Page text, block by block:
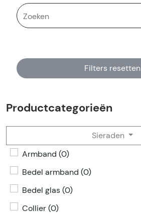
Filters resetten
Productcategorieën
Sieraden
Armband (0)
Bedel armband (0)
Bedel glas (0)
Collier (0)